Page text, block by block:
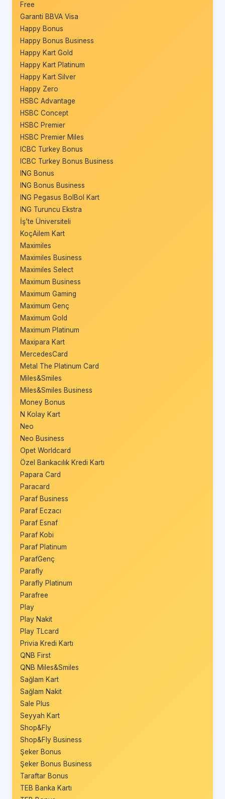
Free
Garanti BBVA Visa
Happy Bonus
Happy Bonus Business
Happy Kart Gold
Happy Kart Platinum
Happy Kart Silver
Happy Zero
HSBC Advantage
HSBC Concept
HSBC Premier
HSBC Premier Miles
ICBC Turkey Bonus
ICBC Turkey Bonus Business
ING Bonus
ING Bonus Business
ING Pegasus BolBol Kart
ING Turuncu Ekstra
İş’te Üniversiteli
KoçAilem Kart
Maximiles
Maximiles Business
Maximiles Select
Maximum Business
Maximum Gaming
Maximum Genç
Maximum Gold
Maximum Platinum
Maxipara Kart
MercedesCard
Metal The Platinum Card
Miles&Smiles
Miles&Smiles Business
Money Bonus
N Kolay Kart
Neo
Neo Business
Opet Worldcard
Özel Bankacılık Kredi Kartı
Papara Card
Paracard
Paraf Business
Paraf Eczacı
Paraf Esnaf
Paraf Kobi
Paraf Platinum
ParafGenç
Parafly
Parafly Platinum
Parafree
Play
Play Nakit
Play TLcard
Privia Kredi Kartı
QNB First
QNB Miles&Smiles
Sağlam Kart
Sağlam Nakit
Sale Plus
Seyyah Kart
Shop&Fly
Shop&Fly Business
Şeker Bonus
Şeker Bonus Business
Taraftar Bonus
TEB Banka Kartı